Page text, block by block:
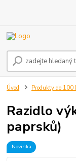
Úvod Produkty do 100
Razidlo
paprsků)
Novinka